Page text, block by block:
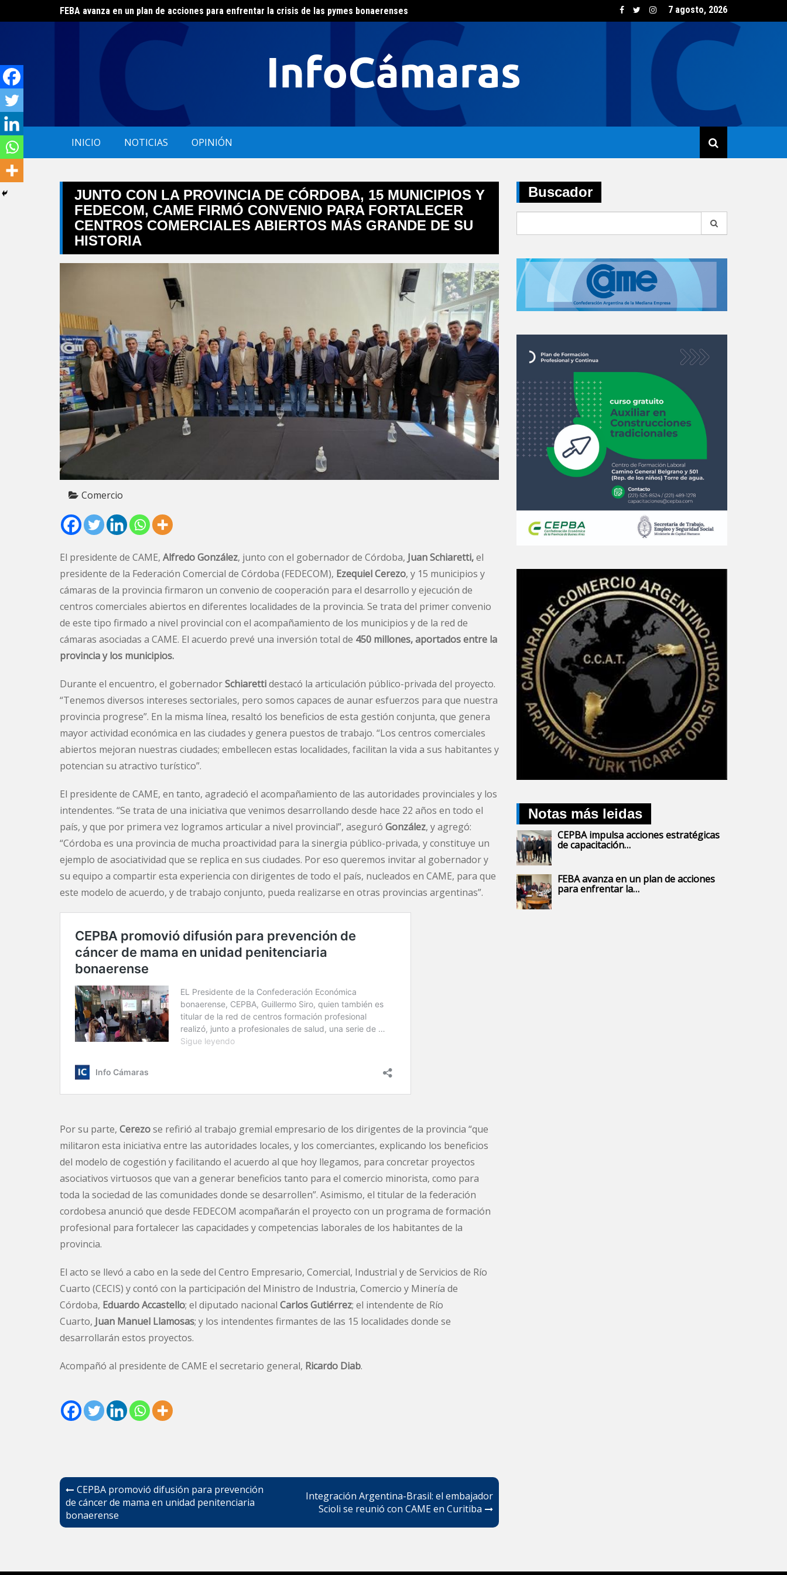
to
El ERAS continúa con el beneficio de la tarifa social del agua
El consumo de vino creció un 5,8% en junio impulsado por las opciones
7 agosto, 2026
INICIO NOTICIAS OPINIÓN
JUNTO CON LA PROVINCIA DE CÓRDOBA, 15 MUNICIPIOS Y
FEDECOM, CAME FIRMÓ CONVENIO PARA FORTALECER
CENTROS COMERCIALES ABIERTOS MÁS GRANDE DE SU
HISTORIA
Comercio
El presidente de CAME, Alfredo González, junto con el gobernador de Córdoba, Juan Schiaretti,el
presidente de la Federación Comercial de Córdoba (FEDECOM), Ezequiel Cerezo, y 15 municipios y
cámaras de la provincia firmaron un convenio de cooperación para el desarrollo y ejecución de
centros comerciales abiertos en diferentes localidades de la provincia. Se trata del primer convenio
de este tipo firmado a nivel provincial con el acompañamiento de los municipios y de la red de
cámaras asociadas a CAME. El acuerdo prevé una inversión total de 450 millones, aportados entre la
provincia y los municipios.
Durante el encuentro, el gobernadorSchiarettidestacó la articulación público-privada del proyecto.
“Tenemos diversos intereses sectoriales, pero somos capaces de aunar esfuerzos para que nuestra
provincia progrese”. En la misma línea, resaltó los beneficios de esta gestión conjunta, que genera
mayor actividad económica en las ciudades y genera puestos de trabajo. “Los centros comerciales
abiertos mejoran nuestras ciudades; embellecen estas localidades, facilitan la vida a sus habitantes y
potencian su atractivo turístico”.
El presidente de CAME, en tanto, agradeció el acompañamiento de las autoridades provinciales y los
intendentes. “Se trata de una iniciativa que venimos desarrollando desde hace 22 años en todo el
país, y que por primera vez logramos articular a nivel provincial”, aseguró González, y agregó:
“Córdoba es una provincia de mucha proactividad para la sinergia público-privada, y constituye un
ejemplo de asociatividad que se replica en sus ciudades. Por eso queremos invitar al gobernador y
su equipo a compartir esta experiencia con dirigentes de todo el país, nucleados en CAME, para que
este modelo de acuerdo, y de trabajo conjunto, pueda realizarse en otras provincias argentinas”.
Por su parte, Cerezose refirió al trabajo gremial empresario de los dirigentes de la provincia “que
militaron esta iniciativa entre las autoridades locales, y los comerciantes, explicando los beneficios
del modelo de cogestión y facilitando el acuerdo al que hoy llegamos, para concretar proyectos
asociativos virtuosos que van a generar beneficios tanto para el comercio minorista, como para
toda la sociedad de las comunidades donde se desarrollen”. Asimismo, el titular de la federación
cordobesa anunció que desde FEDECOM acompañarán el proyecto con un programa de formación
profesional para fortalecer las capacidades y competencias laborales de los habitantes de la
provincia.
El acto se llevó a cabo en la sede del Centro Empresario, Comercial, Industrial y de Servicios de Río
Cuarto (CECIS) y contó con la participación del Ministro de Industria, Comercio y Minería de
Córdoba, Eduardo Accastello; el diputado nacional Carlos Gutiérrez; el intendente de Río
Cuarto, Juan Manuel Llamosas; y los intendentes firmantes de las 15 localidades donde se
desarrollarán estos proyectos.
Acompañó al presidente de CAME el secretario general, Ricardo Diab.
Navegación
de
entradas
CEPBA promovió difusión para prevención
de cáncer de mama en unidad penitenciaria
bonaerense
Integración Argentina-Brasil: el embajador
Scioli se reunió con CAME en Curitiba
Buscador
Notas más leidas
CEPBA impulsa acciones estratégicas
de capacitación…
FEBA avanza en un plan de acciones
para enfrentar la…